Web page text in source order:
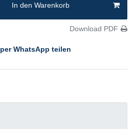
In den Warenkorb
Download PDF
per WhatsApp teilen